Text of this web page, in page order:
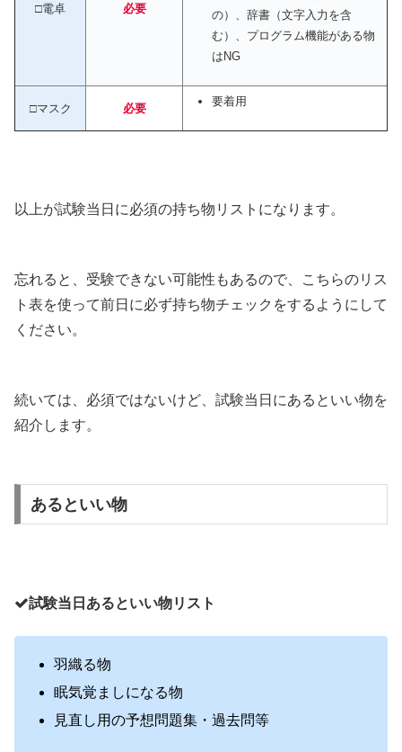
□電卓 必要
の）、辞書（文字入力を含
む）、プログラム機能がある物
はNG
□マスク 必要 要着用
以上が試験当日に必須の持ち物リストになります。
忘れると、受験できない可能性もあるので、こちらのリス
ト表を使って前日に必ず持ち物チェックをするようにして
ください。
続いては、必須ではないけど、試験当日にあるといい物を
紹介します。
あるといい物
試験当日あるといい物リスト
羽織る物
眠気覚ましになる物
見直し用の予想問題集・過去問等